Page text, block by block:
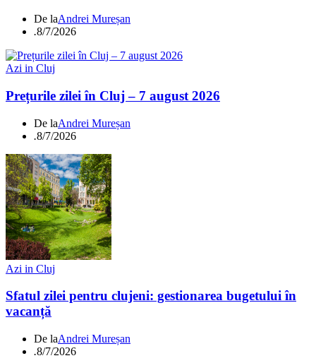
De laAndrei Mureșan
.8/7/2026
Azi in Cluj
Prețurile zilei în Cluj – 7 august 2026
De laAndrei Mureșan
.8/7/2026
Azi in Cluj
Sfatul zilei pentru clujeni: gestionarea bugetului în
vacanță
De laAndrei Mureșan
.8/7/2026